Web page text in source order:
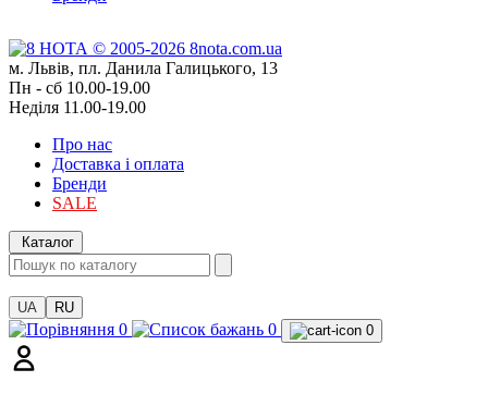
м. Львів, пл. Данила Галицького, 13
Пн - сб 10.00-19.00
Неділя 11.00-19.00
Про нас
Доставка і оплата
Бренди
SALE
Каталог
UA RU
0 0 0